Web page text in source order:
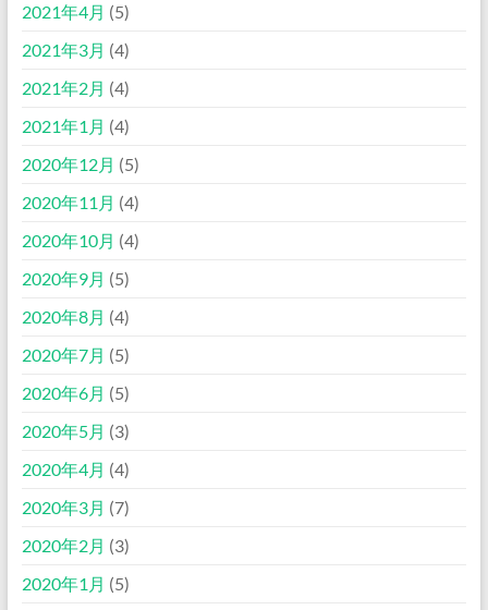
2021年4月 (5)
2021年3月 (4)
2021年2月 (4)
2021年1月 (4)
2020年12月 (5)
2020年11月 (4)
2020年10月 (4)
2020年9月 (5)
2020年8月 (4)
2020年7月 (5)
2020年6月 (5)
2020年5月 (3)
2020年4月 (4)
2020年3月 (7)
2020年2月 (3)
2020年1月 (5)